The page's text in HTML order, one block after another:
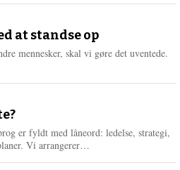
e
e
at standse op
mennesker, skal vi gøre det uventede.
er fyldt med låneord: ledelse, strategi,
Vi arrangerer…